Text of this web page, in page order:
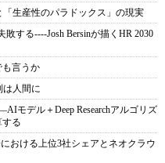
生産性のパラドックス」の現実
する----Josh Bersinが描くHR 2030
も言うか
人間に
モデル＋Deep Researchアルゴリズ
る
おける上位3社シェアとネオクラウ